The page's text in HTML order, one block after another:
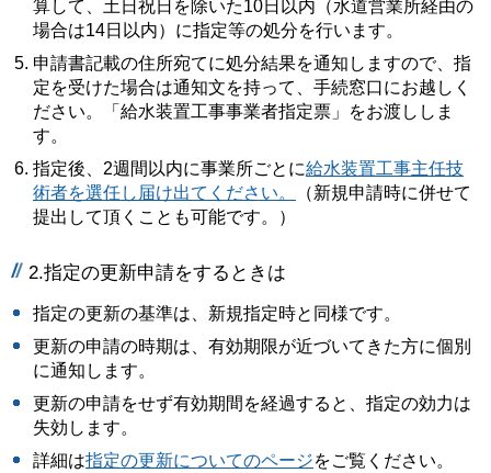
算して、土日祝日を除いた10日以内（水道営業所経由の
場合は14日以内）に指定等の処分を行います。
申請書記載の住所宛てに処分結果を通知しますので、指
定を受けた場合は通知文を持って、手続窓口にお越しく
ださい。「給水装置工事事業者指定票」をお渡ししま
す。
指定後、2週間以内に事業所ごとに給水装置工事主任技
術者を選任し届け出てください。
（新規申請時に併せて
提出して頂くことも可能です。）
2.指定の更新申請をするときは
指定の更新の基準は、新規指定時と同様です。
更新の申請の時期は、有効期限が近づいてきた方に個別
に通知します。
更新の申請をせず有効期間を経過すると、指定の効力は
失効します。
詳細は指定の更新についてのページをご覧ください。